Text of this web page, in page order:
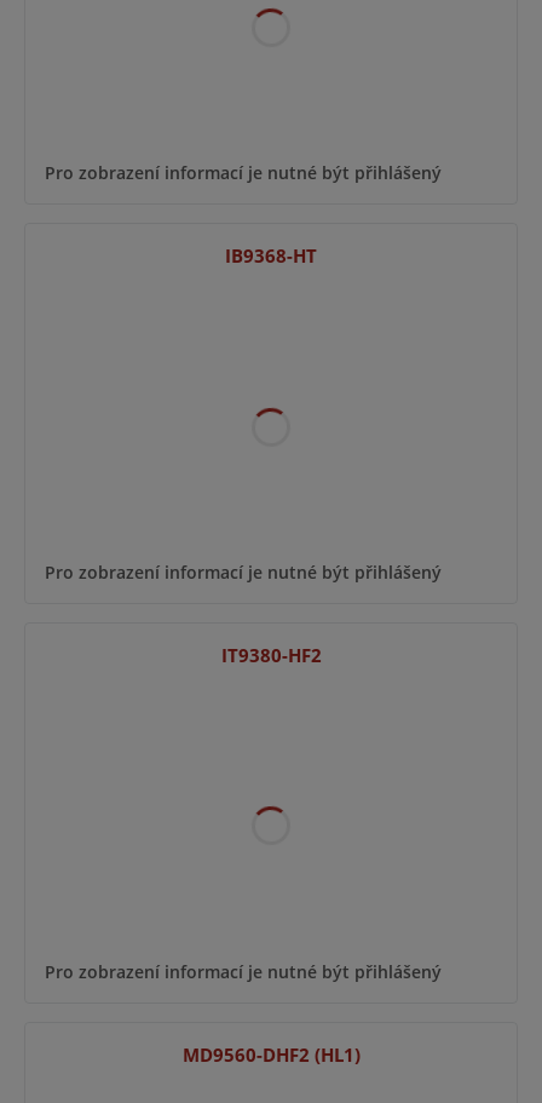
Pro zobrazení informací je nutné být přihlášený
IB9368-HT
Pro zobrazení informací je nutné být přihlášený
IT9380-HF2
Pro zobrazení informací je nutné být přihlášený
MD9560-DHF2 (HL1)